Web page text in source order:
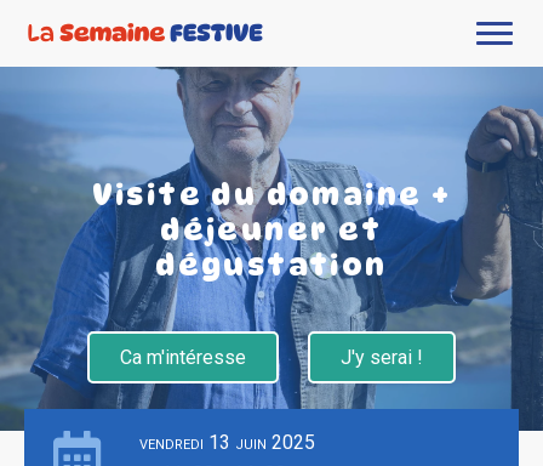
Visite du domaine +
déjeuner et
dégustation
Ca m'intéresse J'y serai !
vendredi 13 juin 2025